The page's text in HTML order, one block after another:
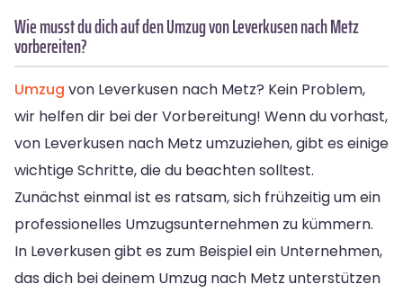
Wie musst du dich auf den Umzug von Leverkusen nach Metz
vorbereiten?
Umzug von Leverkusen nach Metz? Kein Problem,
wir helfen dir bei der Vorbereitung! Wenn du vorhast,
von Leverkusen nach Metz umzuziehen, gibt es einige
wichtige Schritte, die du beachten solltest.
Zunächst einmal ist es ratsam, sich frühzeitig um ein
professionelles Umzugsunternehmen zu kümmern.
In Leverkusen gibt es zum Beispiel ein Unternehmen,
das dich bei deinem Umzug nach Metz unterstützen